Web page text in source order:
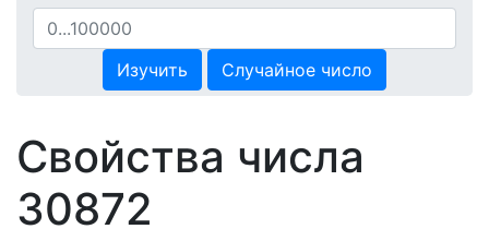
Изучить Случайное число
Свойства числа
30872